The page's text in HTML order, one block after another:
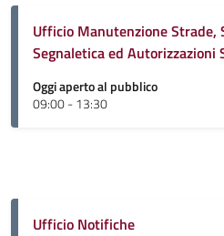
Ufficio Manutenzione Strade,
Segnaletica ed Autorizzazioni
Oggi aperto al pubblico
09:00 - 13:30
Ufficio Notifiche